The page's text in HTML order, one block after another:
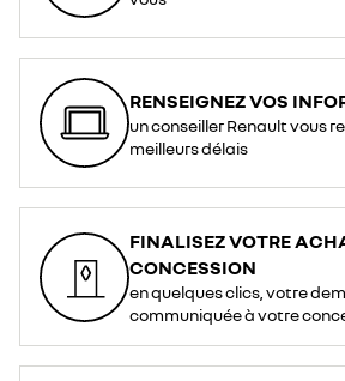
RENSEIGNEZ VOS
un conseiller Renault vous
meilleurs délais
FINALISEZ VOTRE
CONCESSION
en quelques clics, votre
communiquée à votre